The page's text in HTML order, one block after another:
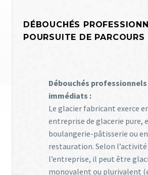
DÉBOUCHÉS
POURSUITE DE PARCOURS
Débouchés professionnels
immédiats :
Le glacier fabricant exerce
entreprise de glacerie pure,
boulangerie-pâtisserie ou en
restauration. Selon l’activité
l’entreprise, il peut être
monovalent ou plurivalent